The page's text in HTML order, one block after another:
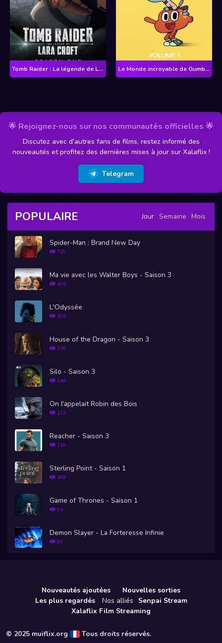
Tomb Raider : La légende de Lara Croft - Saison 1 Le Monde incroyable de Gumball - Saison 1
🌟 Rejoignez-nous sur nos communautés officielles 🌟
Discutez avec d'autres fans de films, restez informé des
nouveautés et profitez des dernières mises à jour sur Xalaflix !
Telegram
POPULAIRE Jour Semaine Mois
Spider-Man : Brand New Day
729
Ma vie avec les Walter Boys - Saison 3
435
L'Odyssée
305
House of the Dragon - Saison 3
170
Silo - Saison 3
146
On l'appelait Robin des Bois
122
Reacher - Saison 3
119
Sterling Point - Saison 1
100
Game of Thrones - Saison 1
94
Demon Slayer - La Forteresse Infinie
89
Nouveautés ajoutées
Nouvelles sorties
Les plus regardés
Nos alliés
Senpai Stream
Xalaflix Film Streaming
© 2025 muiflix.org Tous droits réservés.